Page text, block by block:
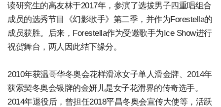
读研究生的高友林于2017年，参演了选拔男子四重唱组合
成员的选秀节目《幻影歌手》第二季，并作为Forestella的
成员获胜。后来，Forestella作为受邀歌手为Ice Show进行
祝贺舞台，两人因此结下缘分。
2010年获温哥华冬奥会花样滑冰女子单人滑金牌、2014年
获索契冬奥会银牌的金妍儿是女子花滑界的传奇选手。
2014年退役后，曾担任2018平昌冬奥会宣传大使等，活跃